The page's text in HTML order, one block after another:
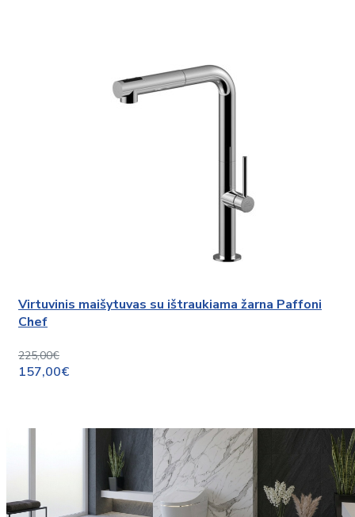
Virtuvinis maišytuvas su ištraukiama žarna Paffoni
Chef
225,00€
157,00€